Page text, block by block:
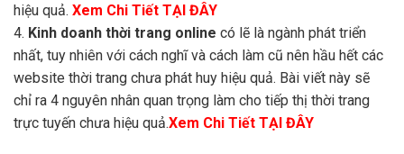
hiệu quả. Xem Chi Tiết TẠI ĐÂY
4. Kinh doanh thời trang online có lẽ là ngành phát triển
nhất, tuy nhiên với cách nghĩ và cách làm cũ nên hầu hết các
website thời trang chưa phát huy hiệu quả. Bài viết này sẽ
chỉ ra 4 nguyên nhân quan trọng làm cho tiếp thị thời trang
trực tuyến chưa hiệu quả.Xem Chi Tiết TẠI ĐÂY